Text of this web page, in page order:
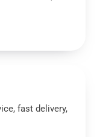
fast delivery,